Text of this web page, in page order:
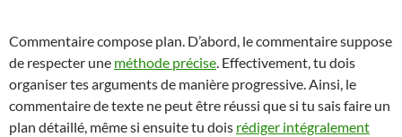
Commentaire compose plan. D’abord, le commentaire suppose
de respecter une méthode précise. Effectivement, tu dois
organiser tes arguments de manière progressive. Ainsi, le
commentaire de texte ne peut être réussi que si tu sais faire un
plan détaillé, même si ensuite tu dois rédiger intégralement